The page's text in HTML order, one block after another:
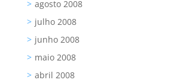
agosto 2008
julho 2008
junho 2008
maio 2008
abril 2008